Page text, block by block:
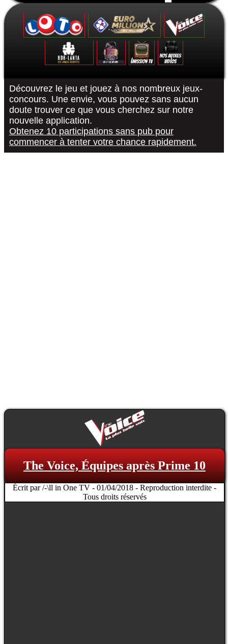
Formulaire de contact
Loto : le tirage du 27 août 2022
Euromillions : tirage du 6 septembre Euro
Koh-Lanta : Les Poteaux - La Finale - Koh-Lanta :
The Voice 10 - La Finale - 15/05/2021 The Voice
Le Grand Quiz - Permis De Conduire -
"R or B #RorB"
District Z : Épisode 3 - 25/12/2020 Les 12
Découvrez le jeu et jouez à nos nombreux jeux-
concours. Une envie, vous pouvez sans aucun
doute trouver ce que vous cherchez sur notre
nouvelle application.
Obtenez 10 participations sans pub pour
commencer à tenter votre chance rapidement.
The Voice, Équipes après Prime 10
Écrit par /-\ll in One TV - 01/04/2018 - Reproduction interdite -
Tous droits réservés